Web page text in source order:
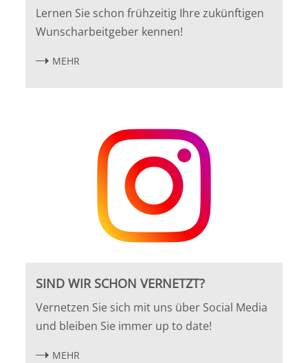
Lernen Sie schon frühzeitig Ihre zukünftigen
Wunscharbeitgeber kennen!
MEHR
SIND WIR SCHON VERNETZT?
Vernetzen Sie sich mit uns über Social Media
und bleiben Sie immer up to date!
MEHR